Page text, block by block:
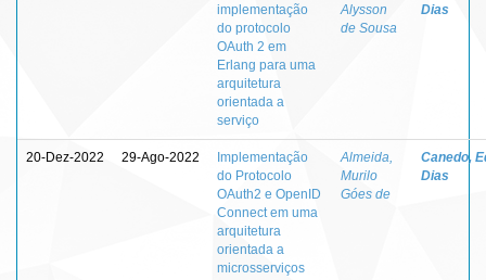
implementação
do protocolo
OAuth 2 em
Erlang para uma
arquitetura
orientada a
serviço
Alysson
de Sousa
Dias
20-Dez-2022 29-Ago-2022
Implementação
do Protocolo
OAuth2 e OpenID
Connect em uma
arquitetura
orientada a
microsserviços
Almeida,
Murilo
Góes de
Canedo,
Dias